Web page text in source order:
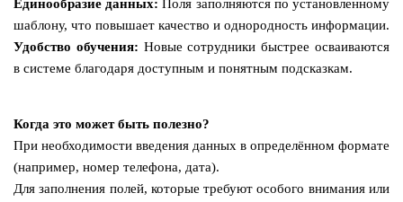
Единообразие данных: Поля заполняются по установленному
шаблону, что повышает качество и однородность информации.
Удобство обучения: Новые сотрудники быстрее осваиваются
в системе благодаря доступным и понятным подсказкам.
Когда это может быть полезно?
При необходимости введения данных в определённом формате
(например, номер телефона, дата).
Для заполнения полей, которые требуют особого внимания или